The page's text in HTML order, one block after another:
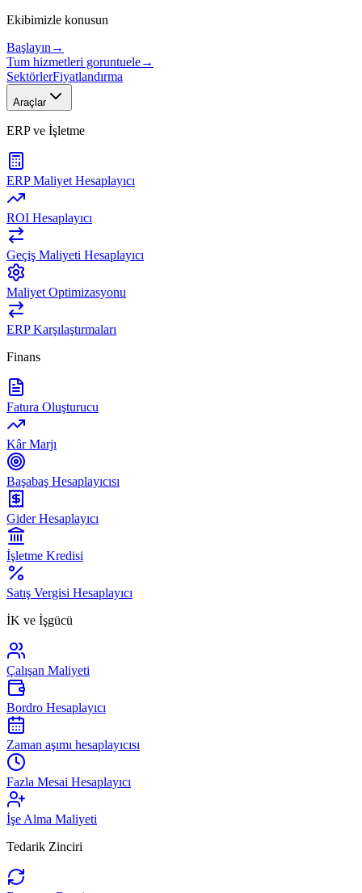
Ekibimizle konusun
Başlayın →
Tum hizmetleri goruntuele→
SektörlerFiyatlandırma
Araçlar
ERP ve İşletme
ERP Maliyet Hesaplayıcı
ROI Hesaplayıcı
Geçiş Maliyeti Hesaplayıcı
Maliyet Optimizasyonu
ERP Karşılaştırmaları
Finans
Fatura Oluşturucu
Kâr Marjı
Başabaş Hesaplayıcısı
Gider Hesaplayıcı
İşletme Kredisi
Satış Vergisi Hesaplayıcı
İK ve İşgücü
Çalışan Maliyeti
Bordro Hesaplayıcı
Zaman aşımı hesaplayıcısı
Fazla Mesai Hesaplayıcı
İşe Alma Maliyeti
Tedarik Zinciri